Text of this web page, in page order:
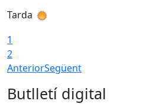
Tarda
1
2
AnteriorSegüent
Butlletí digital